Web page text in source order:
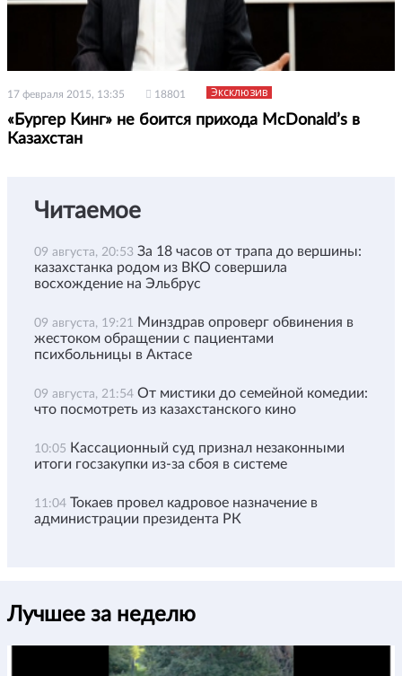
17 февраля 2015, 13:35 18801 Эксклюзив
«Бургер Кинг» не боится прихода McDonald’s в
Казахстан
Читаемое
09 августа, 20:53 За 18 часов от трапа до вершины:
казахстанка родом из ВКО совершила
восхождение на Эльбрус
09 августа, 19:21 Минздрав опроверг обвинения в
жестоком обращении с пациентами
психбольницы в Актасе
09 августа, 21:54 От мистики до семейной комедии:
что посмотреть из казахстанского кино
10:05 Кассационный суд признал незаконными
итоги госзакупки из-за сбоя в системе
11:04 Токаев провел кадровое назначение в
администрации президента РК
Лучшее за неделю